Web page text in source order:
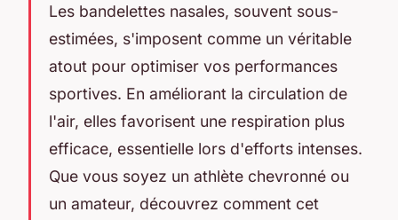
Les bandelettes nasales, souvent sous-
estimées, s'imposent comme un véritable
atout pour optimiser vos performances
sportives. En améliorant la circulation de
l'air, elles favorisent une respiration plus
efficace, essentielle lors d'efforts intenses.
Que vous soyez un athlète chevronné ou
un amateur, découvrez comment cet